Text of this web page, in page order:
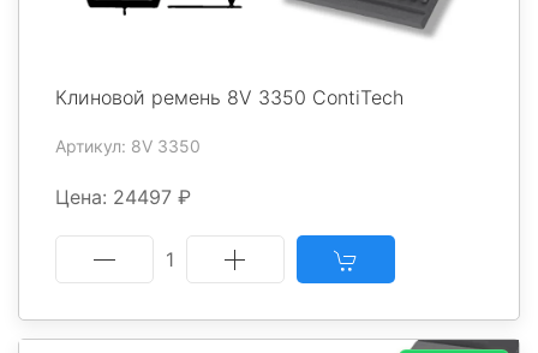
Клиновой ремень 8V 3350 ContiTech
Артикул: 8V 3350
Цена: 24497 ₽
1